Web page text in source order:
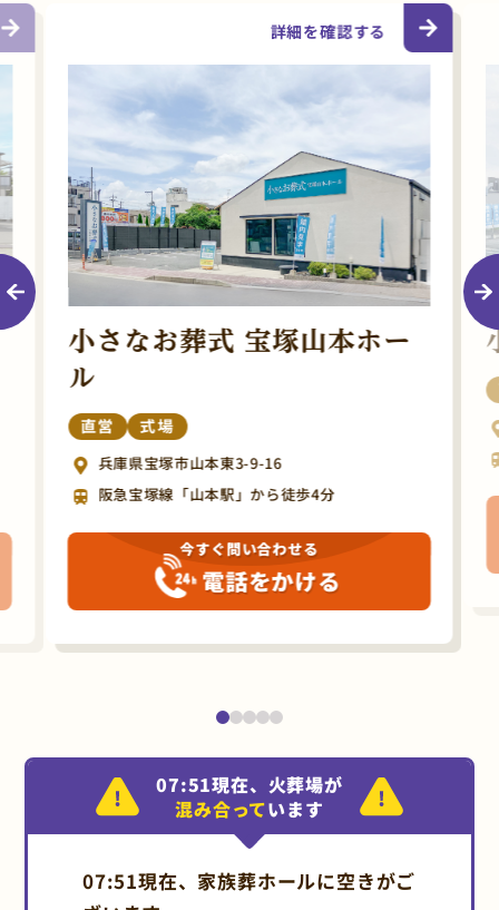
小さなお葬式 宝塚山本ホー
ル
直営 式場
兵庫県宝塚市山本東3-9-16
阪急宝塚線「山本駅」から徒歩4分
詳細を確認する
今すぐ問い合わせる
電話をかける
07:51現在、火葬場が
混み合っています
07:51現在、家族葬ホールに空きがご